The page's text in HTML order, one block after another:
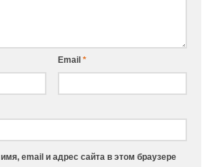
Email *
email и адрес сайта в этом браузере